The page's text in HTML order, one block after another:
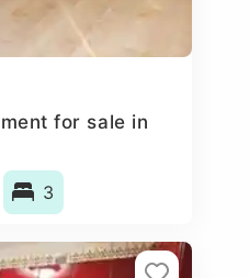
for sale in
3